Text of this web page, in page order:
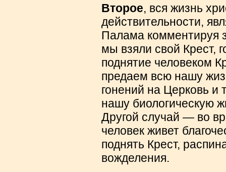
Второе, вся жизнь
действительности,
Палама комментируя
мы взяли свой Крест,
поднятие человеком
предаем всю нашу
гонений на Церковь
нашу биологическую
Другой случай — во
человек живет
поднять Крест,
вожделения.